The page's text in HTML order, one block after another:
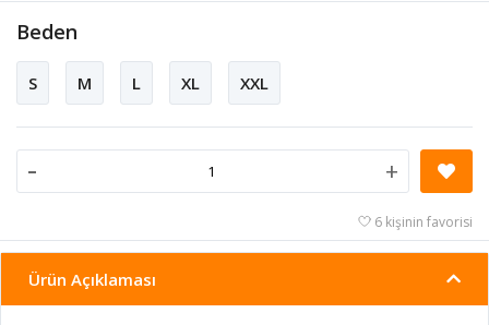
Beden
S M L XL XXL
- +
6 kişinin favorisi
Ürün Açıklaması